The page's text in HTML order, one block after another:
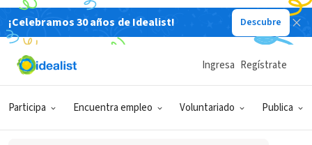
¡Celebramos 30 años de Idealist! Descubre
Participa Encuentra empleo Voluntariado Publica
Ingresa Regístrate
ORGANIZACIÓN SIN FIN DE LUCRO
Boys Town